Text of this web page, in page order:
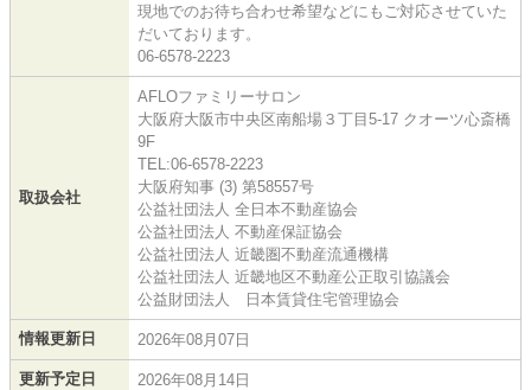
現地でのお待ち合わせ希望などにもご対応させていた
だいております。
06-6578-2223
取扱会社
AFLOファミリーサロン
大阪府大阪市中央区南船場３丁目5-17 クオーツ心斎橋
9F
TEL:06-6578-2223
大阪府知事 (3) 第58557号
公益社団法人 全日本不動産協会
公益社団法人 不動産保証協会
公益社団法人 近畿圏不動産流通機構
公益社団法人 近畿地区不動産公正取引協議会
公益財団法人 日本賃貸住宅管理協会
情報更新日 2026年08月07日
更新予定日 2026年08月14日